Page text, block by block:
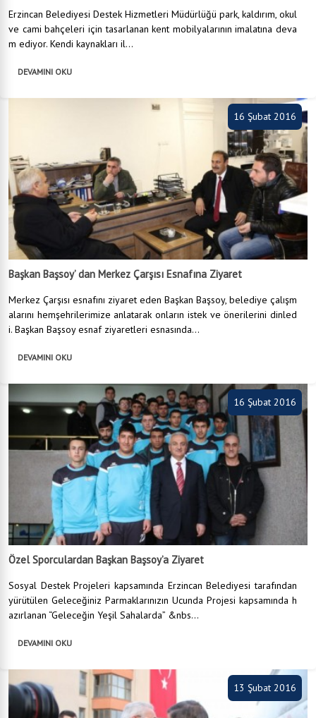
Erzincan Belediyesi Destek Hizmetleri Müdürlüğü park, kaldırım, okul
ve cami bahçeleri için tasarlanan kent mobilyalarının imalatına deva
m ediyor. Kendi kaynakları il...
DEVAMINI OKU
16 Şubat 2016
Başkan Başsoy’ dan Merkez Çarşısı Esnafına Ziyaret
Merkez Çarşısı esnafını ziyaret eden Başkan Başsoy, belediye çalışm
alarını hemşehrilerimize anlatarak onların istek ve önerilerini dinled
i. Başkan Başsoy esnaf ziyaretleri esnasında...
DEVAMINI OKU
16 Şubat 2016
Özel Sporculardan Başkan Başsoy’a Ziyaret
Sosyal Destek Projeleri kapsamında Erzincan Belediyesi tarafından
yürütülen Geleceğiniz Parmaklarınızın Ucunda Projesi kapsamında h
azırlanan “Geleceğin Yeşil Sahalarda” &nbs...
DEVAMINI OKU
13 Şubat 2016